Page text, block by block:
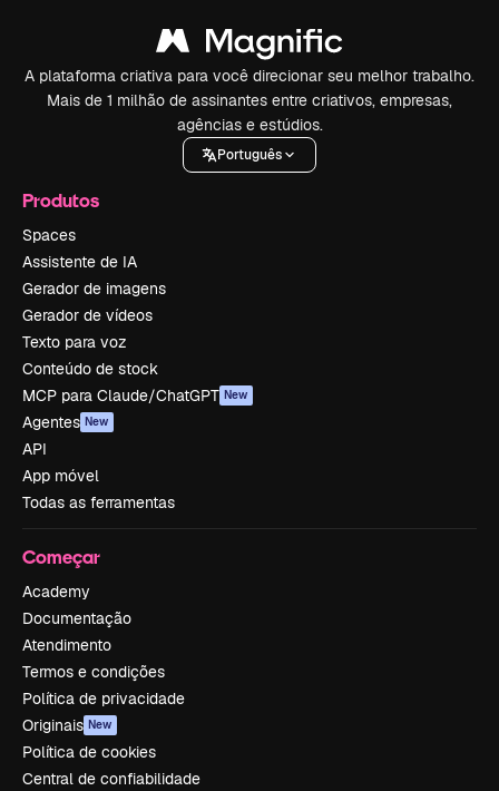
A plataforma criativa para você direcionar seu melhor trabalho.
Mais de 1 milhão de assinantes entre criativos, empresas,
agências e estúdios.
Português
Produtos
Spaces
Assistente de IA
Gerador de imagens
Gerador de vídeos
Texto para voz
Conteúdo de stock
MCP para Claude/ChatGPT New
Agentes New
API
App móvel
Todas as ferramentas
Começar
Academy
Documentação
Atendimento
Termos e condições
Política de privacidade
Originais New
Política de cookies
Central de confiabilidade